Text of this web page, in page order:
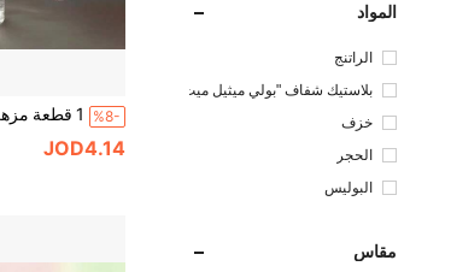
المواد
الراتنج
بلاستيك شفاف "بولي ميثيل ميث
خزف
الحجر
البوليس
مقاس
%8-
JOD4.14